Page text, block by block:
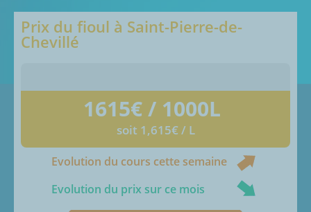
Prix du fioul à Saint-Pierre-de-
Chevillé
1615€ / 1000L
soit 1,615€ / L
Evolution du cours cette semaine
Evolution du prix sur ce mois